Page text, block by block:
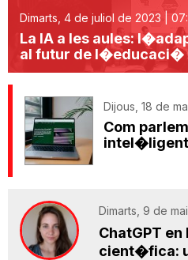
Dimarts, 4 de juliol de 2023 |
La IA a les aules:
al futur de l�educaci�
Dijous, 18 de
Com
Dimarts, 9 de
ChatGPT
cient�fica: